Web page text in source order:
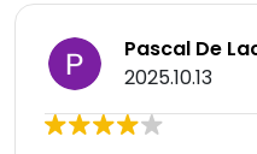
Pascal De
2025.10.13